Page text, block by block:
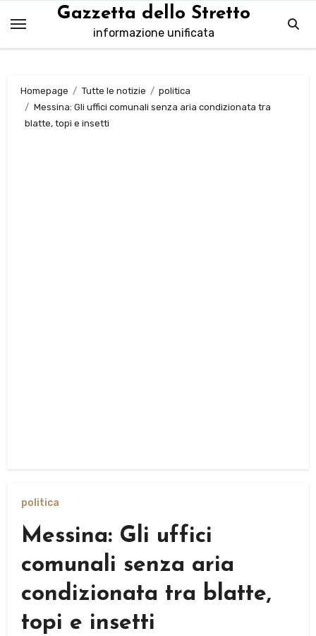
contenuto
Gazzetta dello Stretto
informazione unificata
Homepage Tutte le notizie
politica
Messina: Gli uffici comunali senza aria condizionata tra
blatte, topi e insetti
politica
Messina: Gli uffici
comunali senza aria
condizionata tra blatte,
topi e insetti